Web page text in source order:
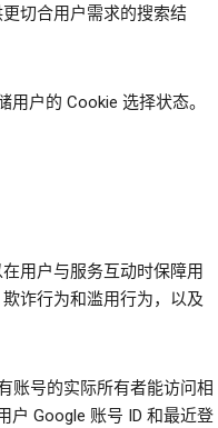
切合用户需求的搜索结
用户的 Cookie 选择状态。
用户与服务互动时保障用
诈行为和滥用行为，以及
账号的实际所有者能访问相
户 Google 账号 ID 和最近登